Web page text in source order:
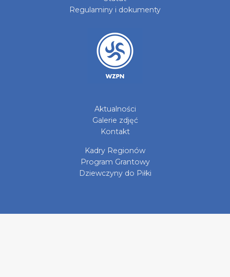
Regulaminy i dokumenty
Aktualności
Galerie zdjęć
Kontakt
Kadry Regionów
Program Grantowy
Dziewczyny do Piłki